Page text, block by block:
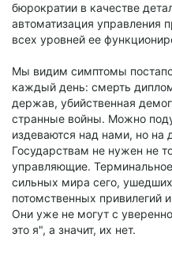
бюрократии в качестве
автоматизация управления
всех уровней ее
Мы видим симптомы
каждый день: смерть
держав, убийственная
странные войны. Можно
издеваются над нами, но на
Государствам не нужен не
управляющие.
сильных мира сего,
потомственных привилегий
Они уже не могут с
это я", а значит, их нет.